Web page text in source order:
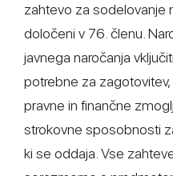
zahtevo za sodelovanje
določeni v 76. členu.
javnega naročanja
potrebne za
pravne in finančne
strokovne sposobnosti
ki se oddaja. Vse